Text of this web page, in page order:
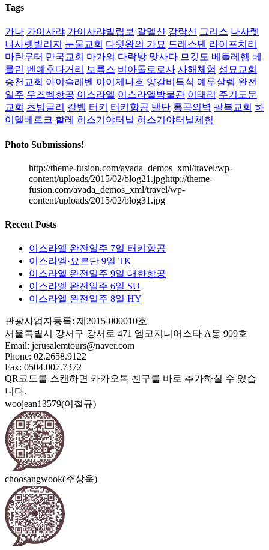
Tags
가나 가이사랴 가이사랴빌립보 갈멜산 감람산 그리스 나사렛
나사렛빌리지
눈물교회 다윗왕의 가묘 드레스덴 라이프치리
마틴루터 만국교회 마가의 다락방 맛사다 므깃도 베들레헴 베
를린 벤예후다거리 보름스 비아돌로로사 사해체험 성묘교회
승천교회 아이슬레벤 아이제나흐 양갈비특식 예루살렘 완전
일주 우즈벡항공 이스라엘 이스라엘박물관 이태리 주기도문
교회 츠빙글리 칼뱅 터키 터키항공 텔단 통곡의벽 팔복교회 하
이델베르크 할레 히스기야터널 히스기야터널체험
Photo Submissions!
http://theme-fusion.com/avada_demos_xml/travel/wp-
content/uploads/2015/02/blog21.jpghttp://theme-
fusion.com/avada_demos_xml/travel/wp-
content/uploads/2015/02/blog31.jpg
Recent Posts
이스라엘 완전일주 7일 터키항공
이스라엘·요르단 9일 TK
이스라엘 완전일주 9일 대한항공
이스라엘 완전일주 6일 SU
이스라엘 완전일주 8일 HY
관광사업자등록: 제2015-000010호
서울특별시 강서구 강서로 471 엠코지니어스타 A동 909호
Email: jerusalemtours@naver.com
Phone: 02.2658.9122
Fax: 0504.007.7372
QR코드를 스캔하면 카카오톡 친구를 바로 추가하실 수 있습
니다.
woojean13579(이철규)
choosangwook(주상욱)